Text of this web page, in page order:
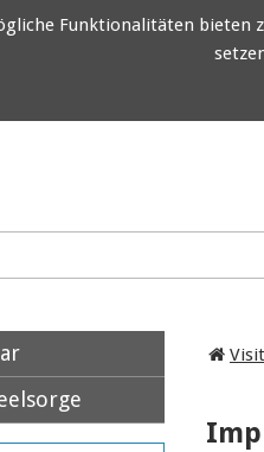
Visitator Ermland
Funktionalitäten bieten